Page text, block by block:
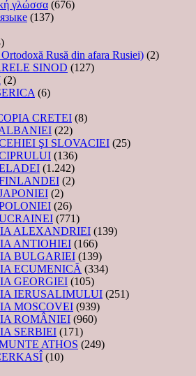
γλώσσα (676)
(137)
Rusă din afara Rusiei) (2)
SINOD (127)
(2)
(6)
CRETEI (8)
(22)
ŞI SLOVACIEI (25)
(136)
(1.242)
(2)
(2)
(26)
(771)
ALEXANDRIEI (139)
ANTIOHIEI (166)
BULGARIEI (139)
ECUMENICĂ (334)
GEORGIEI (105)
IERUSALIMULUI (251)
MOSCOVEI (939)
ROMÂNIEI (960)
SERBIEI (171)
ATHOS (249)
(10)